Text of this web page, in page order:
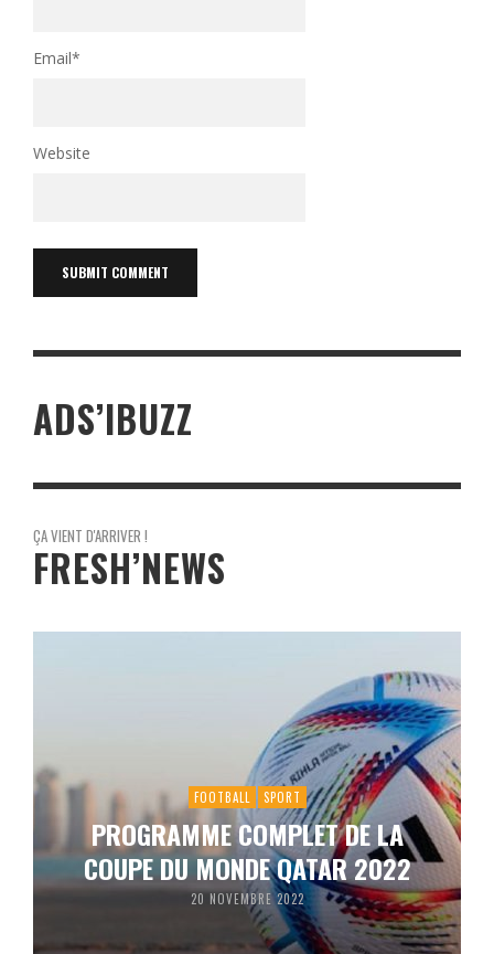
Email*
Website
ADS’IBUZZ
ÇA VIENT D'ARRIVER !
FRESH’NEWS
FOOTBALL SPORT
PROGRAMME COMPLET DE LA
COUPE DU MONDE QATAR 2022
20 NOVEMBRE 2022